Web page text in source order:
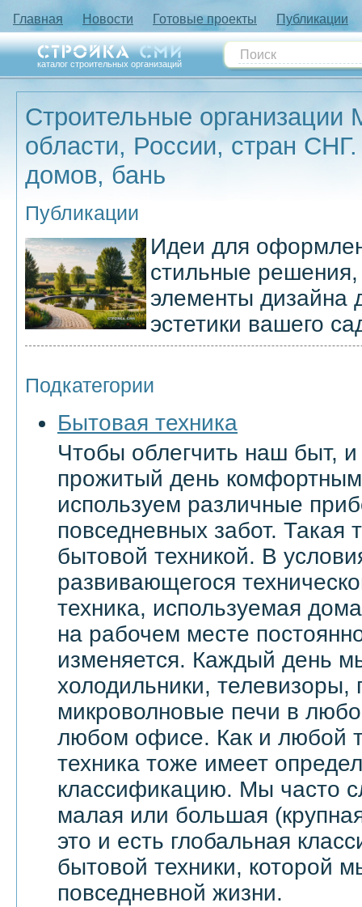
Главная Новости Готовые проекты Публикации
каталог строительных организаций
Строительные организации
области, России, стран
домов, бань
Публикации
Идеи для
стильные
элементы дизайна
эстетики вашего
Подкатегории
Бытовая техника
Чтобы облегчить наш быт,
прожитый день
используем различные
повседневных забот. Такая
бытовой техникой. В
развивающегося
техника, используемая
на рабочем месте
изменяется. Каждый день
холодильники,
микроволновые печи в
любом офисе. Как и любой
техника тоже имеет
классификацию. Мы часто
малая или большая
это и есть глобальная
бытовой техники, которой
повседневной жизни.